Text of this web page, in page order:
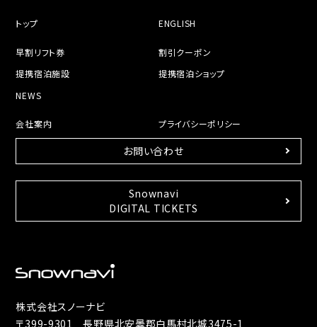
トップ ENGLISH
早割リフト券
割引クーポン
提携宿泊施設
提携宿泊ショップ
NEWS
会社案内 プライバシーポリシー
お問い合わせ
Snownavi
DIGITAL TICKETS
株式会社スノーナビ
〒399-9301 長野県北安曇郡白馬村北城3475-1